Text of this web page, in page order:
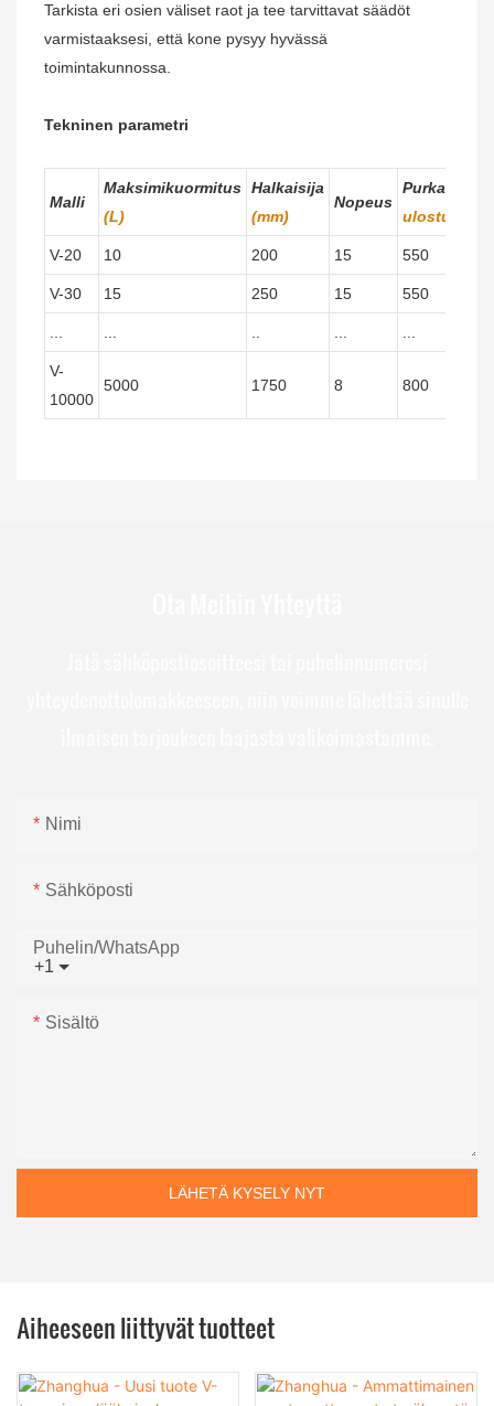
Tarkista eri osien väliset raot ja tee tarvittavat säädöt
varmistaaksesi, että kone pysyy hyvässä
toimintakunnossa.
Tekninen parametri
Malli
Maksimikuormitus
(L)
Halkaisija
(mm)
Nopeus
ulostulo
V-20 10 200 15 550
V-30 15 250 15 550
V-
10000
5000 1750 8 800
Nimi
Sähköposti
+1
Puhelin/WhatsApp
Sisältö
LÄHETÄ KYSELY NYT
Aiheeseen liittyvät tuotteet